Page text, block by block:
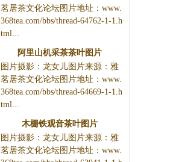
茗居茶文化论坛图片地址：www.
368tea.com/bbs/thread-64762-1-1.h
tml...
阿里山机采茶茶叶图片
图片摄影：龙女儿图片来源：雅
茗居茶文化论坛图片地址：www.
368tea.com/bbs/thread-64669-1-1.h
tml...
木栅铁观音茶叶图片
图片摄影：龙女儿图片来源：雅
茗居茶文化论坛图片地址：www.